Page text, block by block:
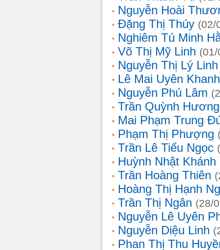
Nguyễn Hoài
Đặng Thị Thúy (02/
Nghiêm Tú Minh
Võ Thị Mỹ Linh
Nguyễn Thị Lý Linh
Lê Mai Uyên Khanh
Nguyễn Phú Lâm
Trần Quỳnh Hương
Mai Phạm Trung
Phạm Thị Phượng
Trần Lê Tiểu Ngọc
Huỳnh Nhật Khánh
Trần Hoàng Thiên
Hoàng Thị Hạnh
Trần Thị Ngân (28/
Nguyễn Lê Uyên
Nguyễn Diệu Linh
Phan Thị Thu